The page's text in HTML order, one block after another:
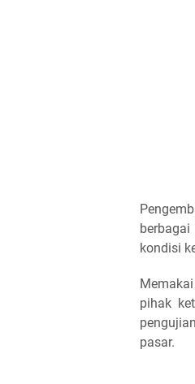
kondisi
pihak
pasar.